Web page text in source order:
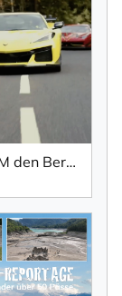
GeigerCars | Mit 9 LITERN HUBRAUM den Berg hinauf! Jochpass Memorial '24